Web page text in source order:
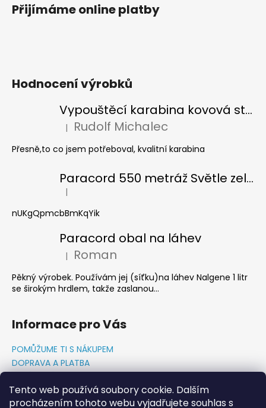
Tento web používá soubory cookie. Dalším
procházením tohoto webu vyjadřujete souhlas s
Přijímáme online platby
Hodnocení výrobků
Vypouštěcí karabina kovová stříbrná
Hodnocení produktu je 5 z 5 hvězdiček.
| Rudolf Michalec
Přesně,to co jsem potřeboval, kvalitní karabina
Paracord 550 metráž Světle zelená
Hodnocení produktu je 5 z 5 hvězdiček.
|
nUKgQpmcbBmKqYik
Paracord obal na láhev
Hodnocení produktu je 5 z 5 hvězdiček.
| Roman
Pěkný výrobek. Používám jej (síťku)na láhev Nalgene 1 litr
se širokým hrdlem, takže zaslanou...
Informace pro Vás
POMŮŽUME TI S NÁKUPEM
DOPRAVA A PLATBA
GDPR PODMÍNKY
Napište nám